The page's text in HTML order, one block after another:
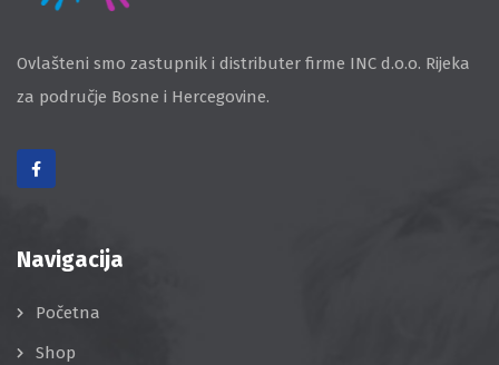
Ovlašteni smo zastupnik i distributer firme INC d.o.o. Rijeka
za područje Bosne i Hercegovine.
Navigacija
Početna
Shop